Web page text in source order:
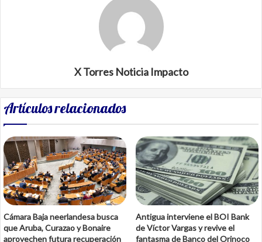
X Torres Noticia Impacto
Artículos relacionados
Cámara Baja neerlandesa busca
que Aruba, Curazao y Bonaire
aprovechen futura recuperación
Antigua interviene el BOI Bank
de Víctor Vargas y revive el
fantasma de Banco del Orinoco